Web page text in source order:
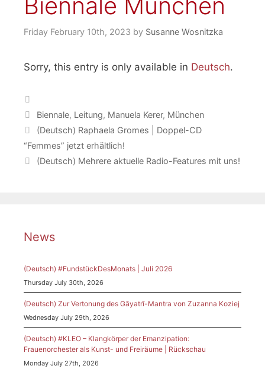
Friday February 10th, 2023 by Susanne Wosnitzka
Sorry, this entry is only available in Deutsch.
Tags
Biennale, Leitung, Manuela Kerer, München
(Deutsch) Raphaela Gromes | Doppel-CD
“Femmes” jetzt erhältlich!
(Deutsch) Mehrere aktuelle Radio-Features mit uns!
News
(Deutsch) #FundstückDesMonats | Juli 2026
Thursday July 30th, 2026
(Deutsch) Zur Vertonung des Gāyatrī-Mantra von Zuzanna Koziej
Wednesday July 29th, 2026
(Deutsch) #KLEO – Klangkörper der Emanzipation:
Frauenorchester als Kunst- und Freiräume | Rückschau
Monday July 27th, 2026